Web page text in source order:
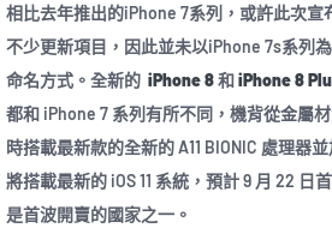
3C租賃
MSI 舊換新
最新資訊
聯絡我們
相比去年推出的iPhone 7系列，或許此次宣
不少更新項目，因此並未以iPhone 7s系列
命名方式。全新的 iPhone 8和iPhone 8
都和 iPhone 7 系列有所不同，機背從金屬
時搭載最新款的全新的 A11 BIONIC 處理器
將搭載最新的 iOS 11 系統，預計 9 月 22 日
是首波開賣的國家之一。